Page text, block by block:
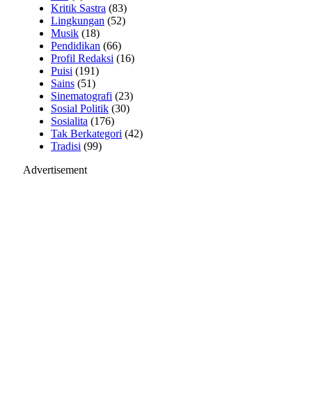
Kritik Sastra (83)
Lingkungan (52)
Musik (18)
Pendidikan (66)
Profil Redaksi (16)
Puisi (191)
Sains (51)
Sinematografi (23)
Sosial Politik (30)
Sosialita (176)
Tak Berkategori (42)
Tradisi (99)
Advertisement